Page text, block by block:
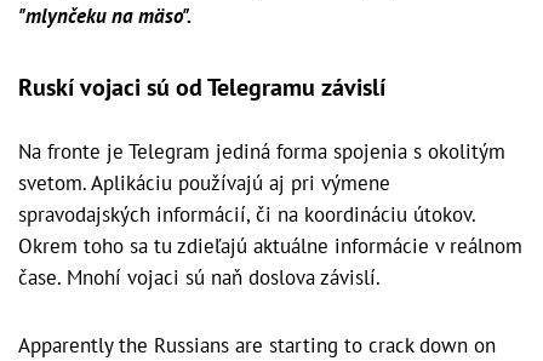
"mlynčeku na mäso".
Ruskí vojaci sú od Telegramu závislí
Na fronte je Telegram jediná forma spojenia s okolitým
svetom. Aplikáciu používajú aj pri výmene
spravodajských informácií, či na koordináciu útokov.
Okrem toho sa tu zdieľajú aktuálne informácie v reálnom
čase. Mnohí vojaci sú naň doslova závislí.
Apparently the Russians are starting to crack down on